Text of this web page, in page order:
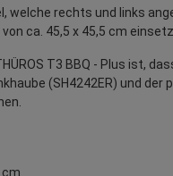
welche rechts und links
ca. 45,5 x 45,5 cm
T3 BBQ - Plus ist,
(SH4242ER) und
cm